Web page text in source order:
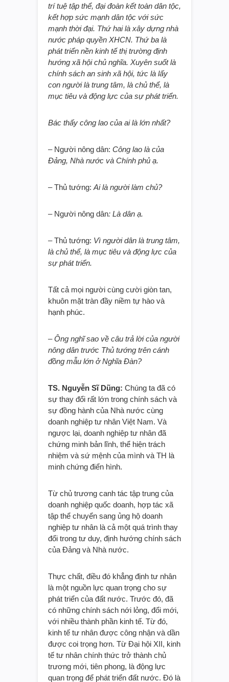
trí tuệ tập thể, đại đoàn kết toàn dân tộc,
kết hợp sức mạnh dân tộc với sức
mạnh thời đại. Thứ hai là xây dựng nhà
nước pháp quyền XHCN. Thứ ba là
phát triển nền kinh tế thị trường định
hướng xã hội chủ nghĩa. Xuyên suốt là
chính sách an sinh xã hội, tức là lấy
con người là trung tâm, là chủ thể, là
mục tiêu và động lực của sự phát triển.
Bác thấy công lao của ai là lớn nhất?
– Người nông dân: Công lao là của
Đảng, Nhà nước và Chính phủ ạ.
– Thủ tướng: Ai là người làm chủ?
– Người nông dân: Là dân ạ.
– Thủ tướng: Vì người dân là trung tâm,
là chủ thể, là mục tiêu và động lực của
sự phát triển.
Tất cả mọi người cùng cười giòn tan,
khuôn mặt tràn đầy niềm tự hào và
hạnh phúc.
– Ông nghĩ sao về câu trả lời của người
nông dân trước Thủ tướng trên cánh
đồng mẫu lớn ở Nghĩa Đàn?
TS. Nguyễn Sĩ Dũng: Chúng ta đã có
sự thay đổi rất lớn trong chính sách và
sự đồng hành của Nhà nước cùng
doanh nghiệp tư nhân Việt Nam. Và
ngược lại, doanh nghiệp tư nhân đã
chứng minh bản lĩnh, thể hiện trách
nhiệm và sứ mệnh của mình và TH là
minh chứng điển hình.
Từ chủ trương canh tác tập trung của
doanh nghiệp quốc doanh, hợp tác xã
tập thể chuyển sang ủng hộ doanh
nghiệp tư nhân là cả một quá trình thay
đổi trong tư duy, định hướng chính sách
của Đảng và Nhà nước.
Thực chất, điều đó khẳng định tư nhân
là một nguồn lực quan trọng cho sự
phát triển của đất nước. Trước đó, đã
có những chính sách nới lỏng, đổi mới,
với nhiều thành phần kinh tế. Từ đó,
kinh tế tư nhân được công nhận và dần
được coi trọng hơn. Từ Đại hội XII, kinh
tế tư nhân chính thức trở thành chủ
trương mới, tiên phong, là động lực
quan trọng để phát triển đất nước. Đó là